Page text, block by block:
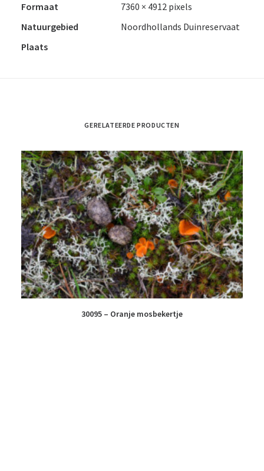
Formaat
7360 × 4912 pixels
Natuurgebied
Noordhollands Duinreservaat
Plaats
GERELATEERDE PRODUCTEN
30095 – Oranje mosbekertje